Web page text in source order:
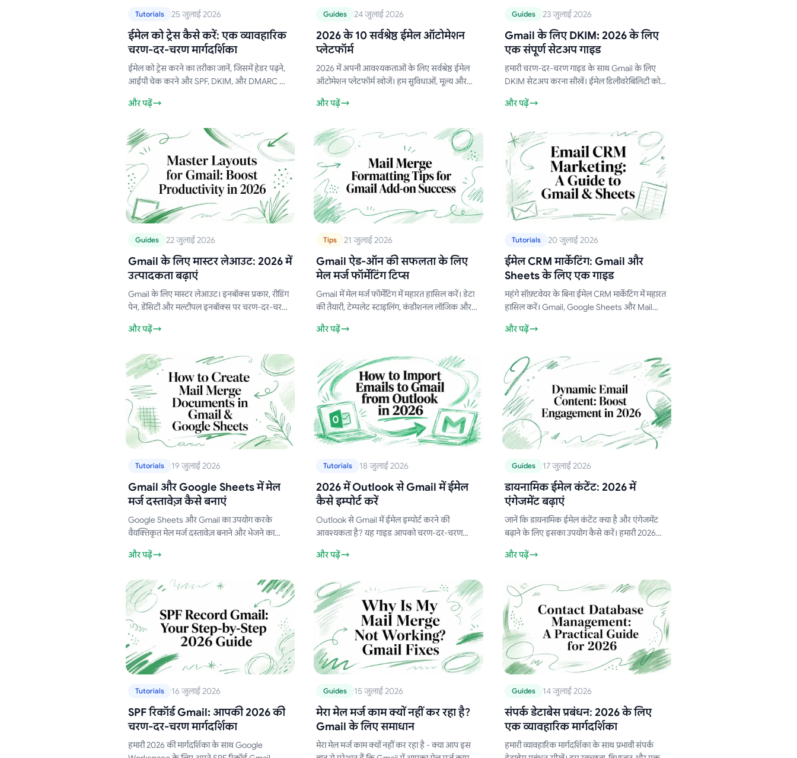
Tutorials 25 जुलाई 2026
ईमेल को ट्रेस कैसे करें: एक व्यावहारिक
चरण-दर-चरण मार्गदर्शिका
ईमेल को ट्रेस करने का तरीका जानें, जिसमें हेडर पढ़ने,
आईपी चेक करने और SPF, DKIM, और DMARC को
Gmail और Outlook के उदाहरण भी दिए गए हैं।
और पढ़ें
Guides 24 जुलाई 2026
2026 के 10 सर्वश्रेष्ठ ईमेल ऑटोमेशन
प्लेटफॉर्म
2026 में अपनी आवश्यकताओं के लिए सर्वश्रेष्ठ ईमेल
ऑटोमेशन प्लेटफॉर्म खोजें। हम सुविधाओं, मूल्य और
कॉमर्स के लिए 10 टूल्स की तुलना करते हैं।
और पढ़ें
Guides 23 जुलाई 2026
Gmail के लिए DKIM: 2026 के लिए
एक संपूर्ण सेटअप गाइड
हमारी चरण-दर-चरण गाइड के साथ Gmail के लिए
DKIM सेटअप करना सीखें। ईमेल डिलीवरेबिलिटी को
रिकॉर्ड जोड़ें और अपने सेटअप को सत्यापित करें।
और पढ़ें
Guides 22 जुलाई 2026
Gmail के लिए मास्टर लेआउट: 2026 में
उत्पादकता बढ़ाएं
Gmail के लिए मास्टर लेआउट। इनबॉक्स प्रकार, रीडिंग
पेन, डेंसिटी और मल्टीपल इनबॉक्स पर चरण-दर-चरण
लिए व्यू को अनुकूलित करें।
और पढ़ें
Tips 21 जुलाई 2026
Gmail ऐड-ऑन की सफलता के लिए
मेल मर्ज फॉर्मेटिंग टिप्स
Gmail में मेल मर्ज फॉर्मेटिंग में महारत हासिल करें। डेटा
की तैयारी, टेम्पलेट स्टाइलिंग, कंडीशनल लॉजिक और
बढ़ाएं।
और पढ़ें
Tutorials 20 जुलाई 2026
ईमेल CRM मार्केटिंग: Gmail और
Sheets के लिए एक गाइड
महंगे सॉफ़्टवेयर के बिना ईमेल CRM मार्केटिंग में महारत
हासिल करें। Gmail, Google Sheets और Mail
वर्कफ़्लो बनाना सीखें।
और पढ़ें
Tutorials 19 जुलाई 2026
Gmail और Google Sheets में मेल
मर्ज दस्तावेज़ कैसे बनाएं
Google Sheets और Gmail का उपयोग करके
वैयक्तिकृत मेल मर्ज दस्तावेज़ बनाने और भेजने का
सर्वोत्तम प्रथाओं को कवर करती है।
और पढ़ें
Tutorials 18 जुलाई 2026
2026 में Outlook से Gmail में ईमेल
कैसे इम्पोर्ट करें
Outlook से Gmail में ईमेल इम्पोर्ट करने की
आवश्यकता है? यह गाइड आपको चरण-दर-चरण
Outlook.com या डेस्कटॉप PST फाइलों से माइग्रेट
और पढ़ें
Guides 17 जुलाई 2026
डायनामिक ईमेल कंटेंट: 2026 में
एंगेजमेंट बढ़ाएं
जानें कि डायनामिक ईमेल कंटेंट क्या है और एंगेजमेंट
बढ़ाने के लिए इसका उपयोग कैसे करें। हमारी 2026
for Gmail शामिल हैं।
और पढ़ें
Tutorials 16 जुलाई 2026
SPF रिकॉर्ड Gmail: आपकी 2026 की
चरण-दर-चरण मार्गदर्शिका
हमारी 2026 की मार्गदर्शिका के साथ Google
Guides 15 जुलाई 2026
मेरा मेल मर्ज काम क्यों नहीं कर रहा है?
Gmail के लिए समाधान
मेरा मेल मर्ज काम क्यों नहीं कर रहा है - क्या आप इस
Guides 14 जुलाई 2026
संपर्क डेटाबेस प्रबंधन: 2026 के लिए
एक व्यावहारिक मार्गदर्शिका
हमारी व्यावहारिक मार्गदर्शिका के साथ प्रभावी संपर्क